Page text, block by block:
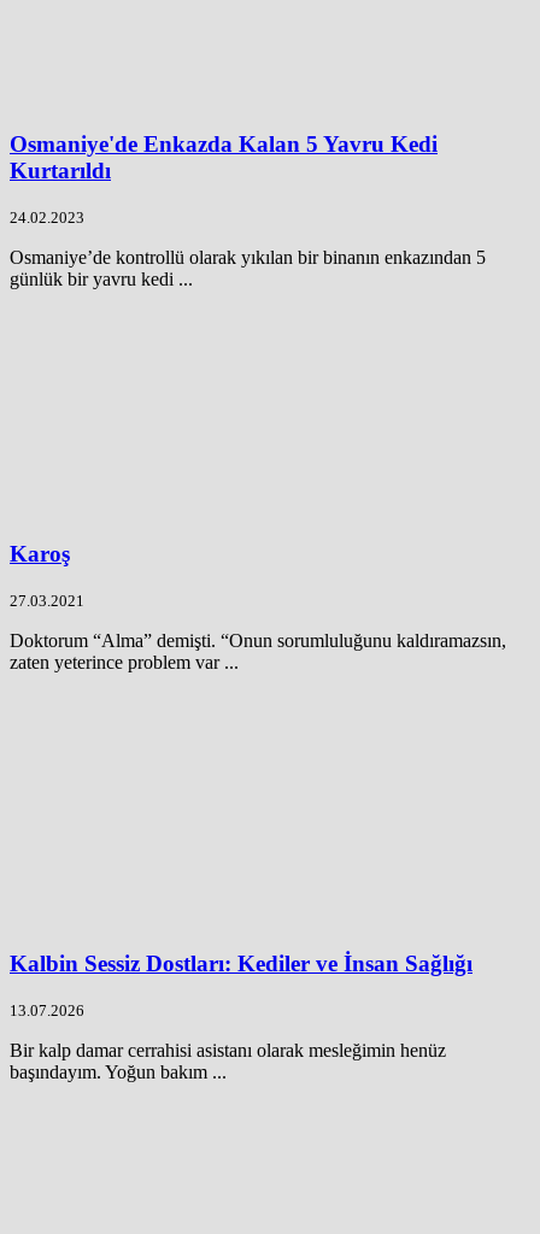
Osmaniye'de Enkazda Kalan 5 Yavru Kedi
Kurtarıldı
24.02.2023
Osmaniye’de kontrollü olarak yıkılan bir binanın enkazından 5
günlük bir yavru kedi ...
Karoş
27.03.2021
Doktorum “Alma” demişti. “Onun sorumluluğunu kaldıramazsın,
zaten yeterince problem var ...
Kalbin Sessiz Dostları: Kediler ve İnsan Sağlığı
13.07.2026
Bir kalp damar cerrahisi asistanı olarak mesleğimin henüz
başındayım. Yoğun bakım ...